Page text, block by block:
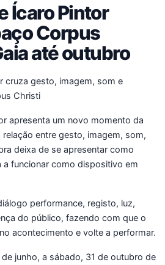
Ícaro Pintor
Corpus
até outubro
cruza gesto, imagem, som e
Christi
apresenta um novo momento da
entre gesto, imagem, som,
deixa de se apresentar como
funcionar como dispositivo em
performance, registo, luz,
do público, fazendo com que o
acontecimento e volte a performar.
junho, a sábado, 31 de outubro de